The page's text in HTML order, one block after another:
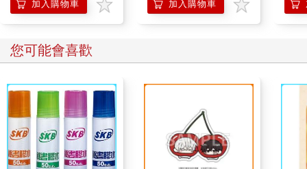
加入購物車 加入購物車
您可能會喜歡